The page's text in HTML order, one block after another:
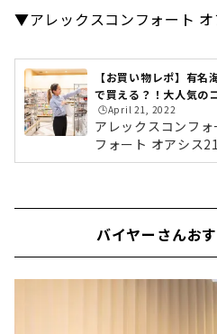
▼アレックスコンフォート オ
【お買い物レポ】有
で買える？！大人気の
🕒️April 21, 2022
アレックスコンフ
フォート オアシス
オアシス21」がオ
やすいですよね。▼
口を出てすぐ（駅
速「東新町」出口
バイヤーさんお